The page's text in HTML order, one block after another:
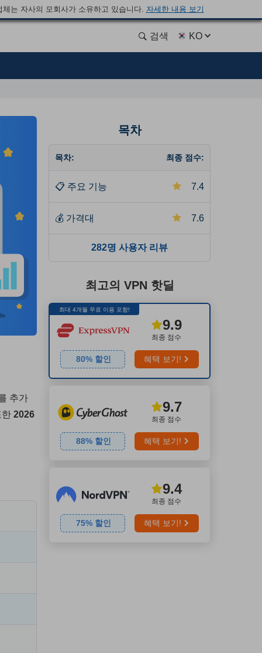
는 자사의 모회사가 소유하고 있습니다. 자세한 내용 보기
검색 KO
추가
한 2026
목차
목차: 최종 점수:
📋 주요 기능 7.4
💰 가격대 7.6
282명 사용자 리뷰
최고의 VPN 핫딜
최대 4개월 무료 이용 포함!
최종 점수
9.9
80% 할인 혜택 보기!
최종 점수
9.7
88% 할인 혜택 보기!
최종 점수
9.4
75% 할인 혜택 보기!